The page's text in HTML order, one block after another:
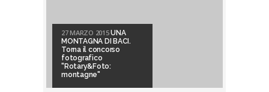
27 MARZO 2015UNA
MONTAGNA DI BACI.
Torna il concorso
fotografico
"Rotary&Foto:
montagne"